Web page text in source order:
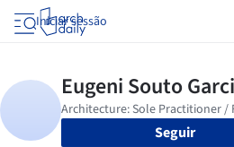
Iniciar sessão
Seguir